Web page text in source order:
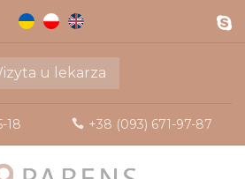
u lekarza
18 +38 (093) 671-97-87